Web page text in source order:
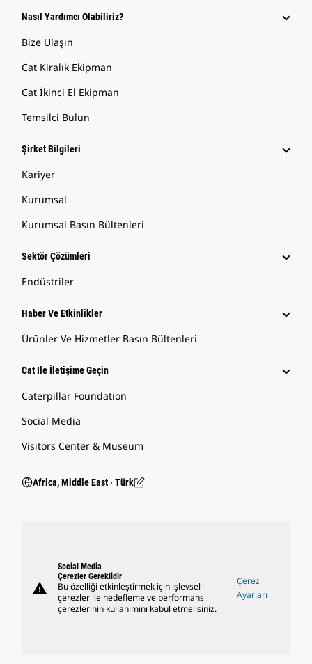
Nasıl Yardımcı Olabiliriz?
Bize Ulaşın
Cat Kiralık Ekipman
Cat İkinci El Ekipman
Temsilci Bulun
Şirket Bilgileri
Kariyer
Kurumsal
Kurumsal Basın Bültenleri
Sektör Çözümleri
Endüstriler
Haber Ve Etkinlikler
Ürünler Ve Hizmetler Basın Bültenleri
Cat Ile İletişime Geçin
Caterpillar Foundation
Social Media
Visitors Center & Museum
Africa, Middle East ‧ Türk
warning
Social Media
Çerezler Gereklidir
Bu özelliği etkinleştirmek için işlevsel
çerezler ile hedefleme ve performans
çerezlerinin kullanımını kabul etmelisiniz.
Çerez
Ayarları